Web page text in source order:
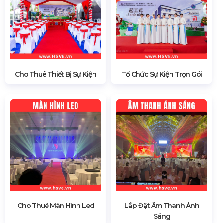
Cho Thuê Thiết Bị Sự Kiện Tổ Chức Sự Kiện Trọn Gói
Cho Thuê Màn Hình Led
Lắp Đặt Âm Thanh Ánh
Sáng